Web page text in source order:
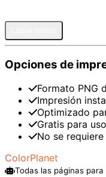
Opciones de
Formato PNG
Impresión
Optimizado
Gratis para
No se
ColorPlanet
Todas las páginas